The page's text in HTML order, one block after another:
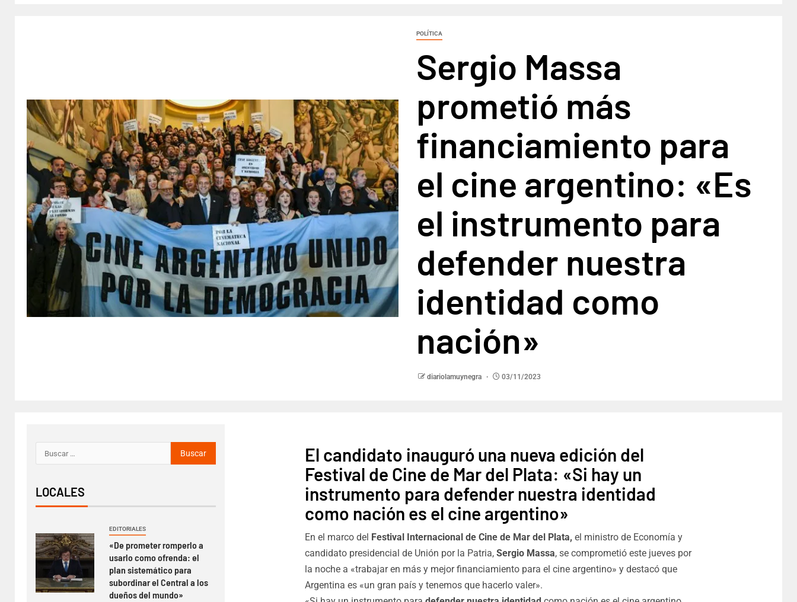
POLÍTICA
Sergio Massa
prometió más
financiamiento para
el cine argentino: «Es
el instrumento para
defender nuestra
identidad como
nación»
diariolamuynegra 03/11/2023
El candidato inauguró una nueva edición del
Festival de Cine de Mar del Plata: «Si hay un
instrumento para defender nuestra identidad
como nación es el cine argentino»
En el marco del Festival Internacional de Cine de Mar del Plata, el ministro de Economía y
candidato presidencial de Unión por la Patria, Sergio Massa, se comprometió este jueves por
la noche a «trabajar en más y mejor financiamiento para el cine argentino» y destacó que
Argentina es «un gran país y tenemos que hacerlo valer».
LOCALES
EDITORIALES
«De prometer romperlo a
usarlo como ofrenda: el
plan sistemático para
subordinar el Central a los
dueños del mundo»